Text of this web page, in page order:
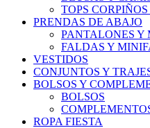
TOPS CORPIÑOS
PRENDAS DE ABAJO
PANTALONES Y
FALDAS Y
VESTIDOS
CONJUNTOS Y
BOLSOS Y
BOLSOS
ROPA FIESTA